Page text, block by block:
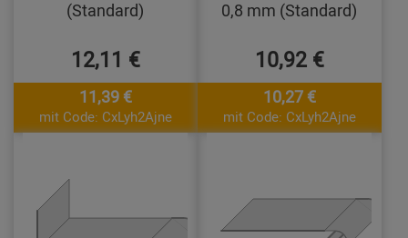
(Standard)
12,11 €
11,39 €
mit Code: CxLyh2Ajne
0,8 mm (Standard)
10,92 €
10,27 €
mit Code: CxLyh2Ajne